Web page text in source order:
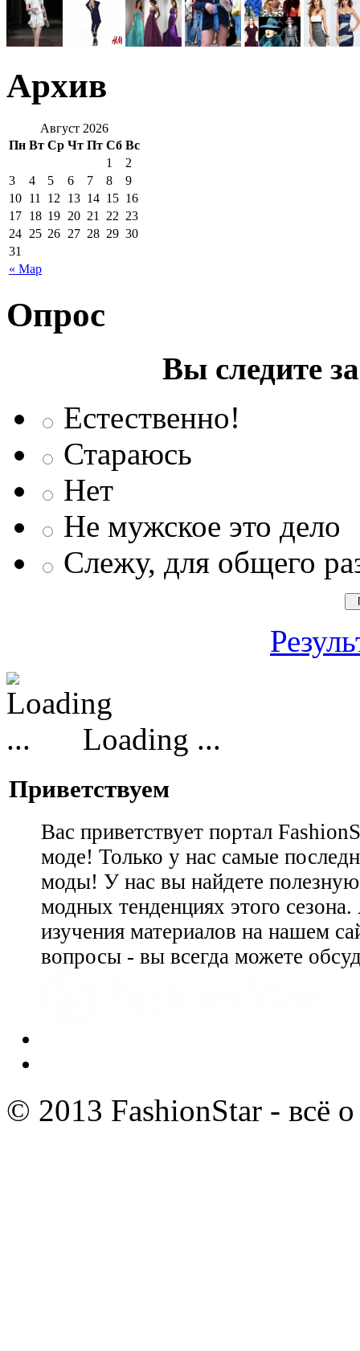
Архив
Август 2026
Пн Вт Ср Чт Пт Сб Вс
« Мар
1
2
3
4 5 6 7 8
9
10 11 12 13 14 15 16
17 18 19 20 21 22 23
24 25 26 27 28 29 30
31
Опрос
Вы следите
Естественно!
Стараюсь
Нет
Не мужское это дело
Слежу, для общего
Loading ...
Приветствуем
Вас приветствует портал
моде! Только у нас самые
моды! У нас вы найдете
модных тенденциях этого
изучения материалов на нашем
вопросы - вы всегда можете
© 2013 FashionStar - всё